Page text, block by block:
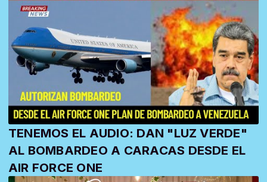
TENEMOS EL AUDIO: DAN "LUZ VERDE"
AL BOMBARDEO A CARACAS DESDE EL
AIR FORCE ONE